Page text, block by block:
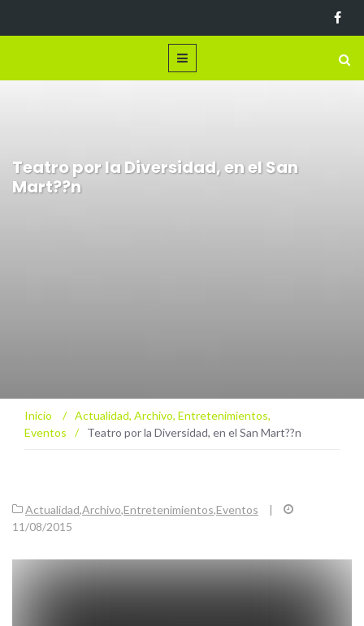
Teatro por la Diversidad, en el San
Mart??n
Inicio / Actualidad, Archivo, Entretenimientos,
Eventos
/ Teatro por la Diversidad, en el San Mart??n
Actualidad,Archivo,Entretenimientos,Eventos
|
11/08/2015